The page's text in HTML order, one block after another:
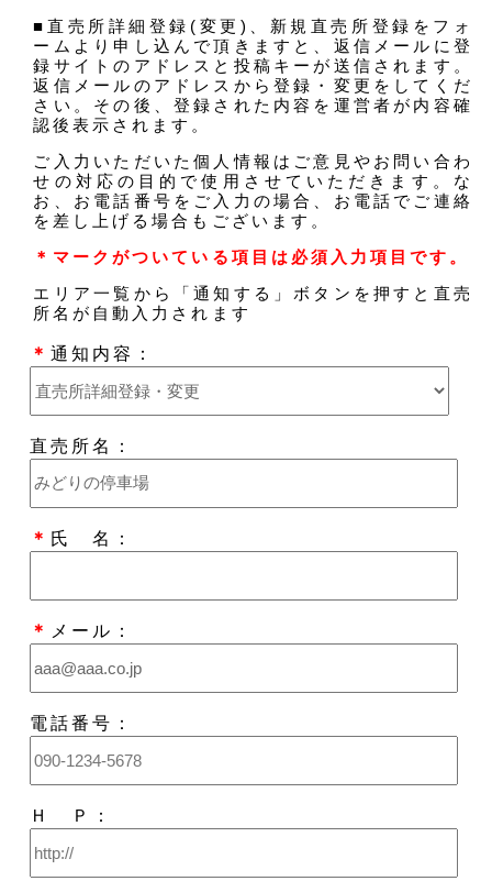
■直売所詳細登録(変更)、新規直売所登録をフォ
ームより申し込んで頂きますと、返信メールに登
録サイトのアドレスと投稿キーが送信されます。
返信メールのアドレスから登録・変更をしてくだ
さい。その後、登録された内容を運営者が内容確
認後表示されます。
ご入力いただいた個人情報はご意見やお問い合わ
せの対応の目的で使用させていただきます。な
お、お電話番号をご入力の場合、お電話でご連絡
を差し上げる場合もございます。
＊マークがついている項目は必須入力項目です。
エリア一覧から「通知する」ボタンを押すと直売
所名が自動入力されます
＊通知内容：
直売所名：
＊ 氏 名：
＊ メール：
電話番号：
Ｈ Ｐ：